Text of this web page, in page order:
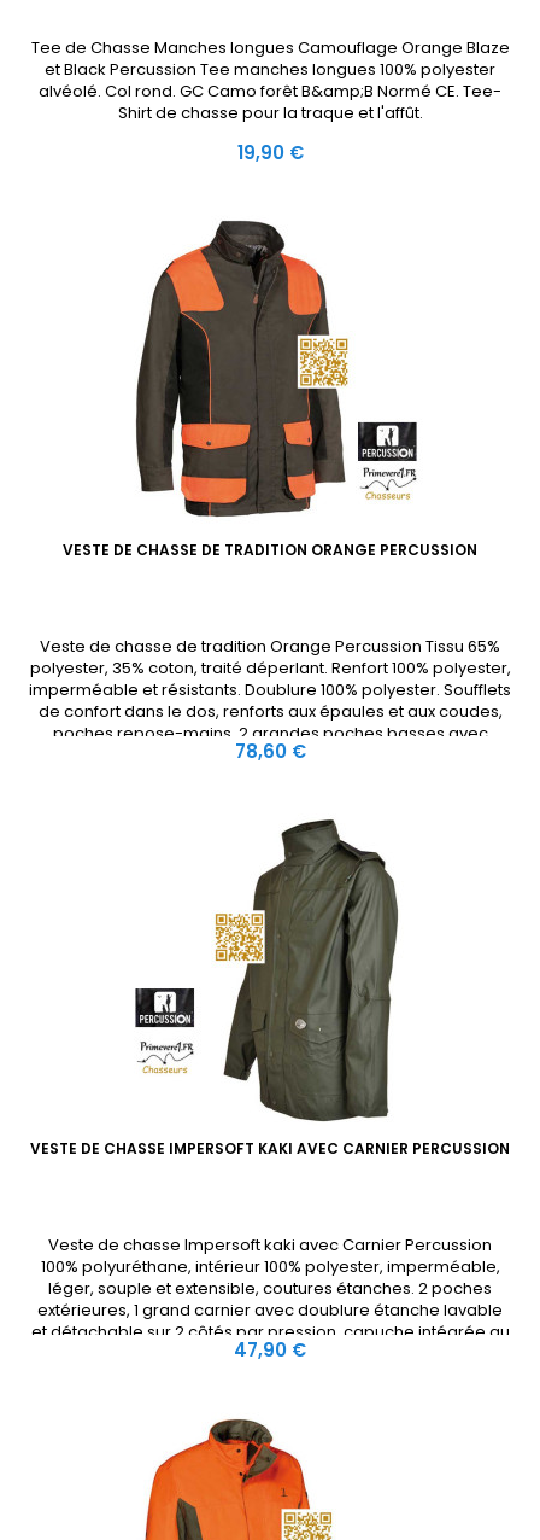
Tee de Chasse Manches longues Camouflage Orange Blaze
et Black Percussion Tee manches longues 100% polyester
alvéolé. Col rond. GC Camo forêt B&amp;B Normé CE. Tee-
Shirt de chasse pour la traque et l'affût.
Prix
19,90 €
VESTE DE CHASSE DE TRADITION ORANGE PERCUSSION
Veste de chasse de tradition Orange Percussion Tissu 65%
polyester, 35% coton, traité déperlant. Renfort 100% polyester,
imperméable et résistants. Doublure 100% polyester. Soufflets
de confort dans le dos, renforts aux épaules et aux coudes,
poches repose-mains. 2 grandes poches basses avec
cartouchières intégrées (balles et plombs). 4 poches...
Prix
78,60 €
VESTE DE CHASSE IMPERSOFT KAKI AVEC CARNIER PERCUSSION
Veste de chasse Impersoft kaki avec Carnier Percussion
100% polyuréthane, intérieur 100% polyester, imperméable,
léger, souple et extensible, coutures étanches. 2 poches
extérieures, 1 grand carnier avec doublure étanche lavable
et détachable sur 2 côtés par pression, capuche intégrée au
col, poignets réglables par patte de serrage. Veste de
Prix
47,90 €